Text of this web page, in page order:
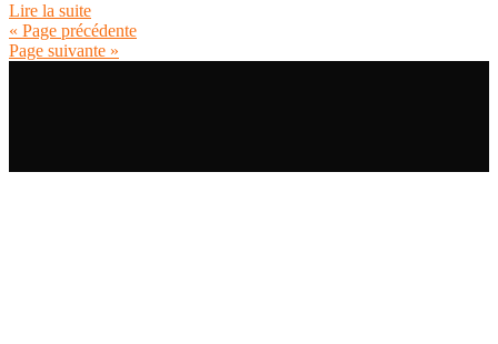
Lire la suite
« Page précédente
Page suivante »